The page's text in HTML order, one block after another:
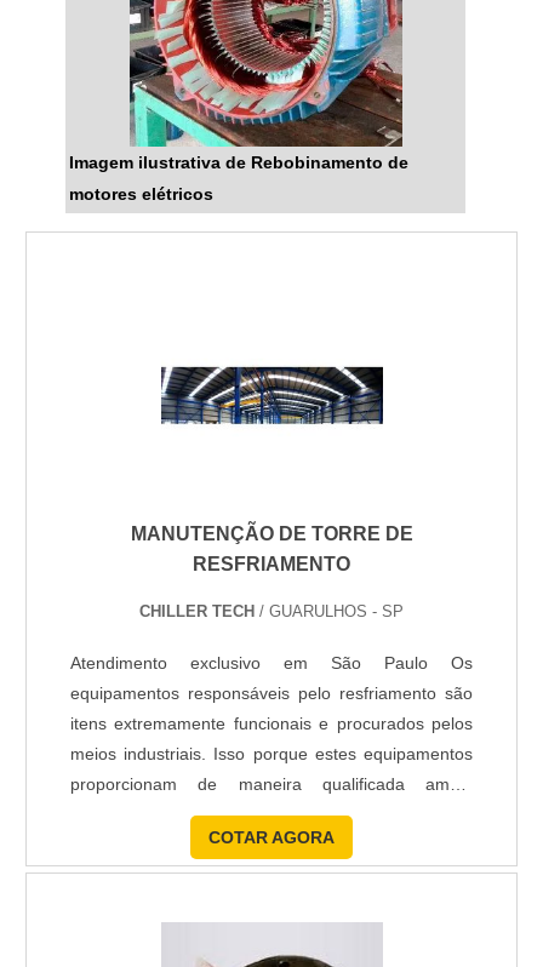
Imagem ilustrativa de Rebobinamento de
motores elétricos
MANUTENÇÃO DE TORRE DE
RESFRIAMENTO
CHILLER TECH / GUARULHOS - SP
Atendimento exclusivo em São Paulo Os
equipamentos responsáveis pelo resfriamento são
itens extremamente funcionais e procurados pelos
meios industriais. Isso porque estes equipamentos
proporcionam de maneira qualificada ampla
colaboração para com a produção dos muitos
produtos que compõem uma indústria. Embora
altamente qualificadas, estas máquinas, assim
COTAR AGORA